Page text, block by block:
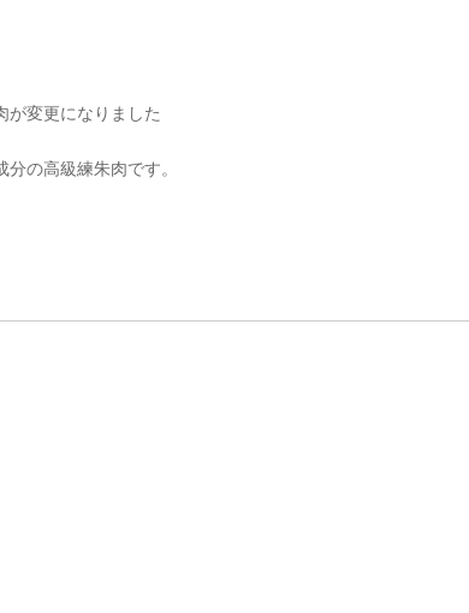
が変更になりました
の高級練朱肉です。